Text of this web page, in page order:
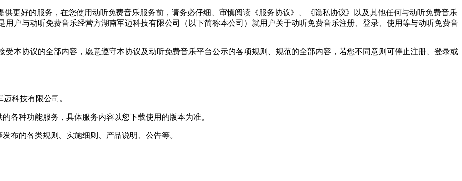
更好的服务，在您使用动听免费音乐服务前，请务必仔细、审慎阅读《服务协议》、《隐私协议》以及其他任何与动听免费音乐
户与动听免费音乐经营方湖南军迈科技有限公司（以下简称本公司）就用户关于动听免费音乐注册、登录、使用等与动听免费音
本协议的全部内容，愿意遵守本协议及动听免费音乐平台公示的各项规则、规范的全部内容，若您不同意则可停止注册、登录或
科技有限公司。
各种功能服务，具体服务内容以您下载使用的版本为准。
布的各类规则、实施细则、产品说明、公告等。